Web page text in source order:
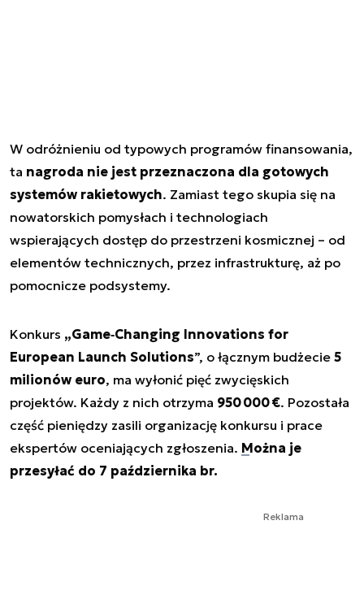
W odróżnieniu od typowych programów finansowania,
ta nagroda nie jest przeznaczona dla gotowych
systemów rakietowych. Zamiast tego skupia się na
nowatorskich pomysłach i technologiach
wspierających dostęp do przestrzeni kosmicznej – od
elementów technicznych, przez infrastrukturę, aż po
pomocnicze podsystemy.
Konkurs „Game‑Changing Innovations for
European Launch Solutions”, o łącznym budżecie 5
milionów euro, ma wyłonić pięć zwycięskich
projektów. Każdy z nich otrzyma 950 000 €. Pozostała
część pieniędzy zasili organizację konkursu i prace
ekspertów oceniających zgłoszenia. Można je
przesyłać do 7 października br.
Reklama